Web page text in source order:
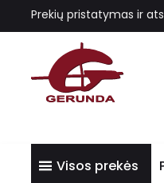
Prekių pristatymas ir
Visos prekės